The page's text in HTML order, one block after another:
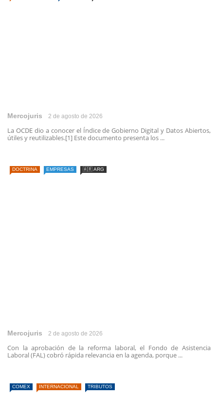
Mercojuris 2 de agosto de 2026
La OCDE dio a conocer el Índice de Gobierno Digital y Datos Abiertos,
útiles y reutilizables.[1] Este documento presenta los ...
DOCTRINA EMPRESAS 🇦🇷 ARG
Mercojuris 2 de agosto de 2026
Con la aprobación de la reforma laboral, el Fondo de Asistencia
Laboral (FAL) cobró rápida relevancia en la agenda, porque ...
COMEX INTERNACIONAL TRIBUTOS